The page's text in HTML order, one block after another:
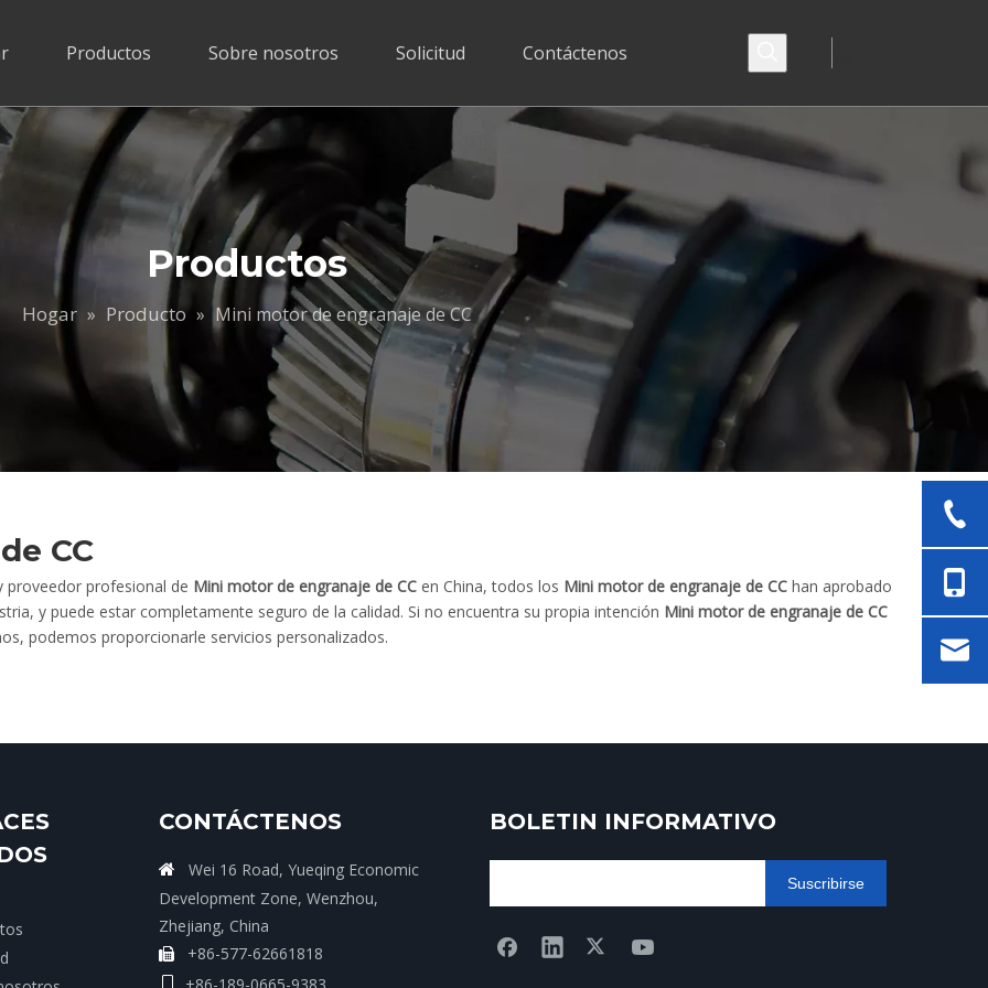
Productos Sobre nosotros Solicitud Contáctenos
Productos
Hogar » Producto » Mini motor de engranaje de CC
CC
profesional de Mini motor de engranaje de CC en China, todos los Mini motor de engranaje de CC han aprobado
y puede estar completamente seguro de la calidad. Si no encuentra su propia intención Mini motor de engranaje de CC
podemos proporcionarle servicios personalizados.
CONTÁCTENOS
 Wei 16 Road, Yueqing Economic
Development Zone, Wenzhou,
Zhejiang, China
 +86-577-62661818
BOLETIN INFORMATIVO
Suscribirse